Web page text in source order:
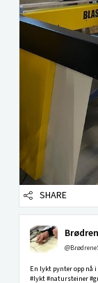
SHARE
En lykt pynter opp
#lykt #natursteiner